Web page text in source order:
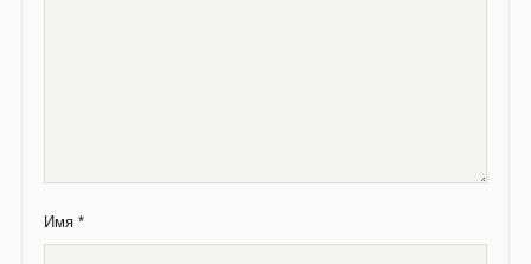
Имя *